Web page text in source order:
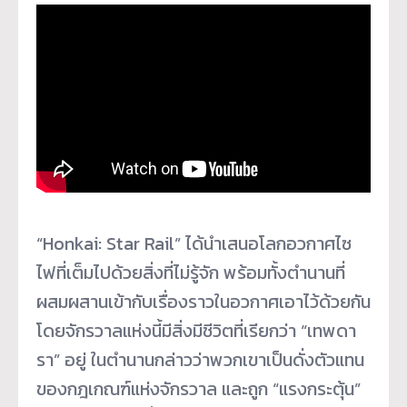
“Honkai: Star Rail” ได้นำเสนอโลกอวกาศไซ
ไฟที่เต็มไปด้วยสิ่งที่ไม่รู้จัก พร้อมทั้งตำนานที่
ผสมผสานเข้ากับเรื่องราวในอวกาศเอาไว้ด้วยกัน
โดยจักรวาลแห่งนี้มีสิ่งมีชีวิตที่เรียกว่า “เทพดา
รา” อยู่ ในตำนานกล่าวว่าพวกเขาเป็นดั่งตัวแทน
ของกฎเกณฑ์แห่งจักรวาล และถูก “แรงกระตุ้น”